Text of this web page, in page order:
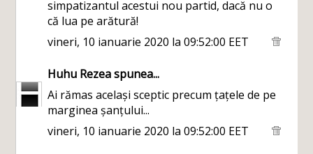
simpatizantul acestui nou partid, dacă nu o
că lua pe arătură!
vineri, 10 ianuarie 2020 la 09:52:00 EET
Huhu Rezeaspunea...
Ai rămas același sceptic precum țațele de pe
marginea șanțului...
vineri, 10 ianuarie 2020 la 09:52:00 EET